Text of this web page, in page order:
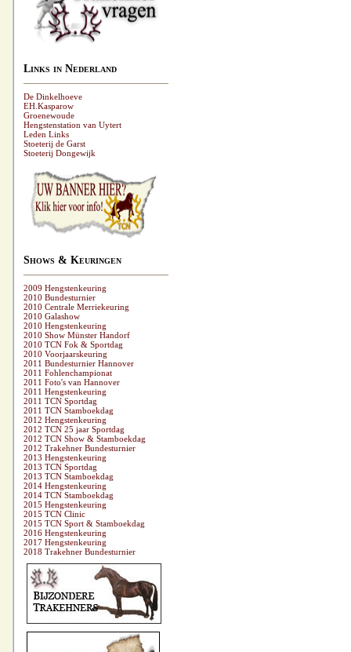
Links in Nederland
De Dinkelhoeve
EH.Kasparow
Groenewoude
Hengstenstation van Uytert
Leden Links
Stoeterij de Garst
Stoeterij Dongewijk
Shows & Keuringen
2009 Hengstenkeuring
2010 Bundesturnier
2010 Centrale Merriekeuring
2010 Galashow
2010 Hengstenkeuring
2010 Show Münster Handorf
2010 TCN Fok & Sportdag
2010 Voorjaarskeuring
2011 Bundesturnier Hannover
2011 Fohlenchampionat
2011 Foto's van Hannover
2011 Hengstenkeuring
2011 TCN Sportdag
2011 TCN Stamboekdag
2012 Hengstenkeuring
2012 TCN 25 jaar Sportdag
2012 TCN Show & Stamboekdag
2012 Trakehner Bundesturnier
2013 Hengstenkeuring
2013 TCN Sportdag
2013 TCN Stamboekdag
2014 Hengstenkeuring
2014 TCN Stamboekdag
2015 Hengstenkeuring
2015 TCN Clinic
2015 TCN Sport & Stamboekdag
2016 Hengstenkeuring
2017 Hengstenkeuring
2018 Trakehner Bundesturnier